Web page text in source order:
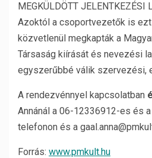
MEGKÜLDÖTT JELENTKEZÉSI
Azoktól a csoportvezetők is ezt
közvetlenül megkapták a
Társaság kiírását és nevezési
egyszerűbbé válik szervezési,
A rendezvénnyel kapcsolatban
Annánál a 06-12336912-es és
telefonon és a
Forrás: www.pmkult.hu